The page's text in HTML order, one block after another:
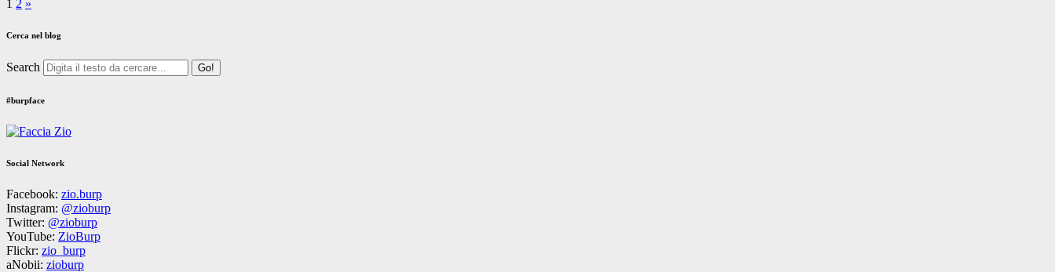
1 2 »
Cerca nel blog
Search
#burpface
Social Network
Facebook: zio.burp
Instagram: @zioburp
Twitter: @zioburp
YouTube: ZioBurp
Flickr: zio_burp
aNobii: zioburp